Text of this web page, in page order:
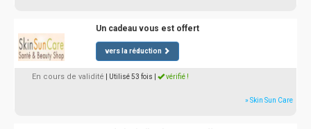
Un cadeau vous est offert
vers la réduction
En cours de validité | Utilisé 53 fois vérifié !
» Skin Sun Care